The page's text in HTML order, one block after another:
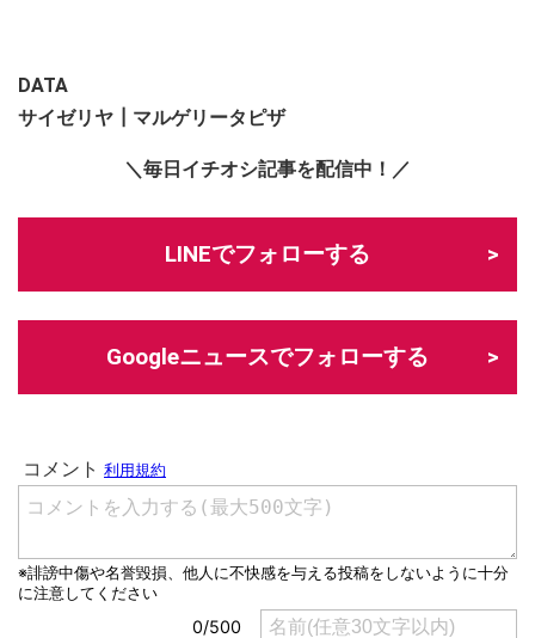
DATA
サイゼリヤ┃マルゲリータピザ
＼毎日イチオシ記事を配信中！／
LINEでフォローする
Googleニュースでフォローする